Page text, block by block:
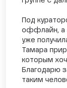
Под
оффлайн, а
уже
Тамара
которым
Благодарю
таким